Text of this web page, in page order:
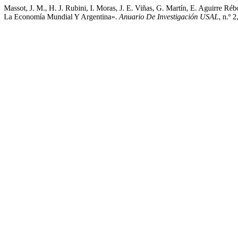
Massot, J. M., H. J. Rubini, I. Moras, J. E. Viñas, G. Martín, E. Aguirre
La Economía Mundial Y Argentina». Anuario De Investigación USAL, n.º